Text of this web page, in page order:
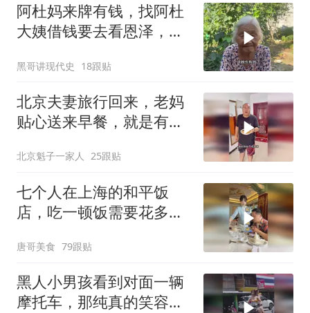
阿杜妈来牌有钱，找阿杜
大姨借钱要去看恩泽，看
黑哥讲现代史 18跟贴
北京夫妻旅行回来，老妈
贴心送来早餐，就是有点
北京魁子一家人 25跟贴
七个人在上海的和平饭
店，吃一顿饭需要花多少
唐哥美食 79跟贴
黑人小男孩看到对面一辆
摩托车，那纯真的笑容亮